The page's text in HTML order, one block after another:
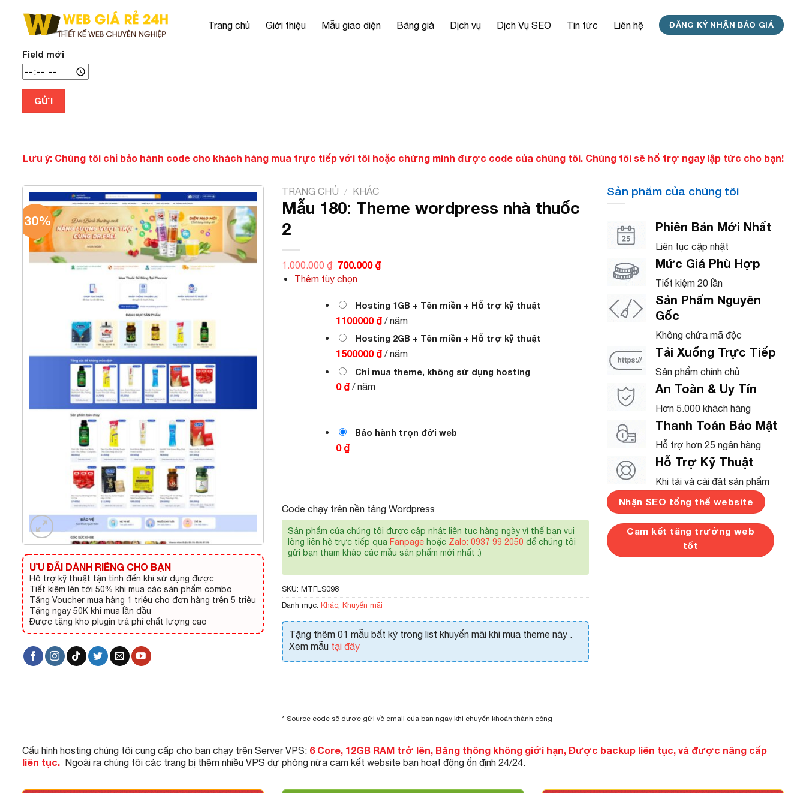
Trang chủ Giới thiệu Mẫu giao diện Bảng giá Dịch vụ Dịch Vụ SEO Tin tức Liên hệ ĐĂNG KÝ NHẬN BÁO GIÁ
Field mới
GỬI
Lưu ý: Chúng tôi chỉ bảo hành code cho khách hàng mua trực tiếp với tôi hoặc chứng minh được code của chúng tôi. Chúng tôi sẽ hổ trợ ngay lập tức cho bạn!
-30%
ƯU ĐÃI DÀNH RIÊNG CHO BẠN
Hỗ trợ kỹ thuật tận tình đến khi sử dụng được
Tiết kiệm lên tới 50% khi mua các sản phẩm combo
Tặng Voucher mua hàng 1 triệu cho đơn hàng trên 5 triệu
Tặng ngay 50K khi mua lần đầu
Được tặng kho plugin trả phí chất lượng cao
TRANG CHỦ / KHÁC
Mẫu 180: Theme wordpress nhà thuốc
2
1.000.000₫ Giá
gốc
là:
700.000 ₫Giá
700.000 ₫.
Thêm tùy chọn
Hosting 1GB + Tên miền + Hỗ trợ kỹ thuật
1100000 ₫ / năm
Hosting 2GB + Tên miền + Hỗ trợ kỹ thuật
1500000 ₫ / năm
Chỉ mua theme, không sử dụng hosting
0 ₫ / năm
Bảo hành trọn đời web
0 ₫
Code chạy trên nền tảng Wordpress
Sản phẩm của chúng tôi được cập nhật liên tục hàng ngày vì thế bạn vui
lòng liên hệ trực tiếp qua Fanpage hoặc Zalo: 0937 99 2050 để chúng tôi
gửi bạn tham khảo các mẫu sản phẩm mới nhất :)
SKU:MTFLS098
Danh mục:Khác ,Khuyến mãi
Tặng thêm 01 mẫu bất kỳ trong list khuyến mãi khi mua theme này .
Xem mẫu tại đây
* Source code sẽ được gửi về email của bạn ngay khi chuyển khoản thành công
Sản phẩm của chúng tôi
Phiên Bản Mới Nhất
Liên tục cập nhật
Mức Giá Phù Hợp
Tiết kiệm 20 lần
Sản Phẩm Nguyên
Gốc
Không chứa mã độc
Tải Xuống Trực Tiếp
Sản phẩm chính chủ
An Toàn & Uy Tín
Hơn 5.000 khách hàng
Thanh Toán Bảo Mật
Hỗ trợ hơn 25 ngân hàng
Hỗ Trợ Kỹ Thuật
Khi tải và cài đặt sản phẩm
Nhận SEO tổng thể website
Cam kết tăng trưởng web
tốt
Cấu hình hosting chúng tôi cung cấp cho bạn chạy trên Server VPS: 6 Core, 12GB RAM trở lên, Băng thông không giới hạn, Được backup liên tục, và được nâng cấp
liên tục.
Ngoài ra chúng tôi các trang bị thêm nhiều VPS dự phòng nữa cam kết website bạn hoạt động ổn định 24/24.